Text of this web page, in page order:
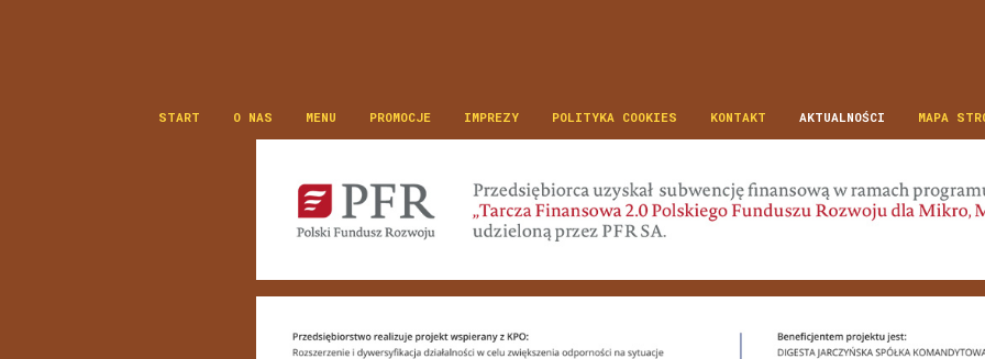
START O NAS MENU PROMOCJE IMPREZY POLITYKA COOKIES KONTAKT AKTUALNOŚCI MAPA